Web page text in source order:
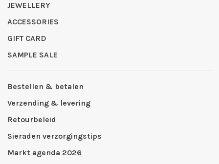
JEWELLERY
ACCESSORIES
GIFT CARD
SAMPLE SALE
Bestellen & betalen
Verzending & levering
Retourbeleid
Sieraden verzorgingstips
Markt agenda 2026